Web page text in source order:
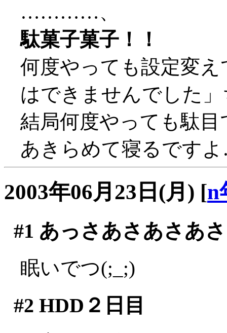
…………、
駄菓子菓子！！
何度やっても設定変
はできませんでした
結局何度やっても駄
あきらめて寝るです
2003年06月23日(月) [n
#1 あっさあさあさあ
眠いでつ(;_;)
#2 HDD２日目